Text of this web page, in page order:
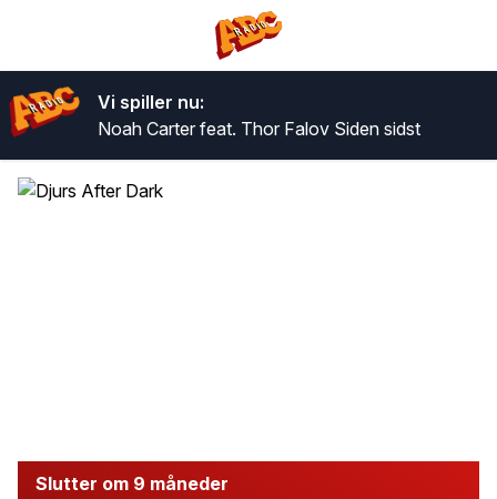
Vi spiller nu:
Noah Carter feat. Thor Falov Siden sidst
Slutter om 9 måneder